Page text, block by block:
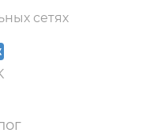
сетях